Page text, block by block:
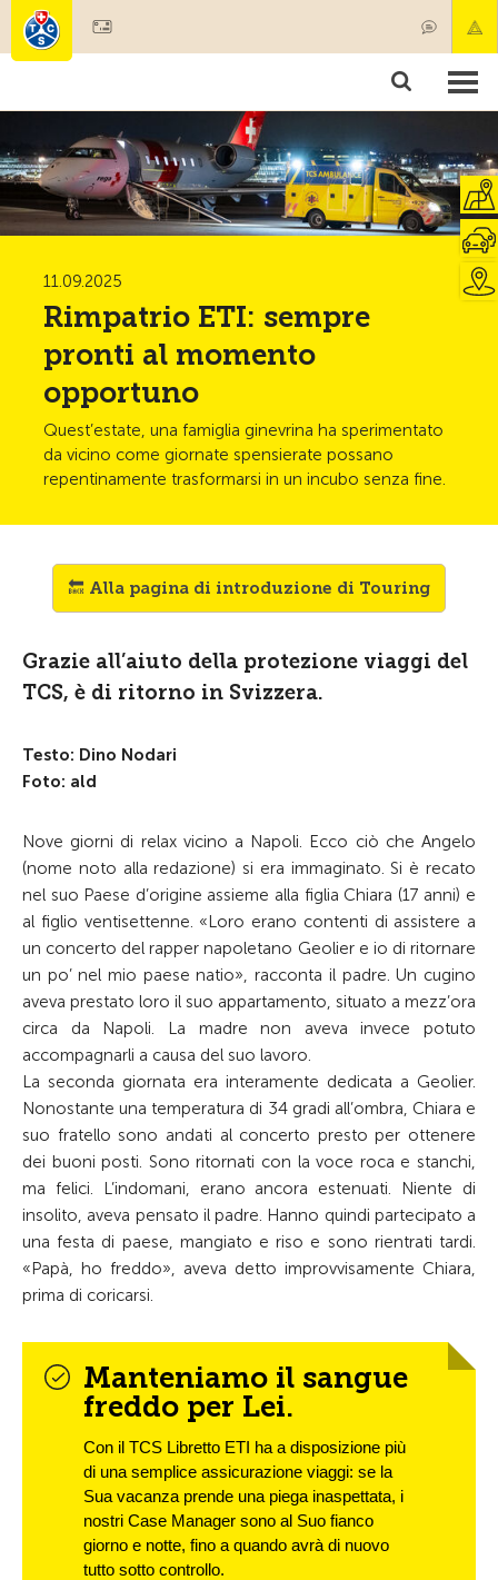
Societariato & prestazioni
Test, sicurezza & salute
11.09.2025
Rimpatrio ETI: sempre
pronti al momento
opportuno
Quest’estate, una famiglia ginevrina ha sperimentato
da vicino come giornate spensierate possano
repentinamente trasformarsi in un incubo senza fine.
🔙 Alla pagina di introduzione di Touring
Grazie all’aiuto della protezione viaggi del
TCS, è di ritorno in Svizzera.
Testo: Dino Nodari
Foto: ald
Nove giorni di relax vicino a Napoli. Ecco ciò che Angelo
(nome noto alla redazione) si era immaginato. Si è recato
nel suo Paese d’origine assieme alla figlia Chiara (17 anni) e
al figlio ventisettenne. «Loro erano contenti di assistere a
un concerto del rapper napoletano Geolier e io di ritornare
un po’ nel mio paese natio», racconta il padre. Un cugino
aveva prestato loro il suo appartamento, situato a mezz’ora
circa da Napoli. La madre non aveva invece potuto
accompagnarli a causa del suo lavoro.
La seconda giornata era interamente dedicata a Geolier.
Nonostante una temperatura di 34 gradi all’ombra, Chiara e
suo fratello sono andati al concerto presto per ottenere
dei buoni posti. Sono ritornati con la voce roca e stanchi,
ma felici. L’indomani, erano ancora estenuati. Niente di
insolito, aveva pensato il padre. Hanno quindi partecipato a
una festa di paese, mangiato e riso e sono rientrati tardi.
«Papà, ho freddo», aveva detto improvvisamente Chiara,
prima di coricarsi.
Manteniamo il sangue
freddo per Lei.
Con il TCS Libretto ETI ha a disposizione più
di una semplice assicurazione viaggi: se la
Sua vacanza prende una piega inaspettata, i
nostri Case Manager sono al Suo fianco
giorno e notte, fino a quando avrà di nuovo
tutto sotto controllo.